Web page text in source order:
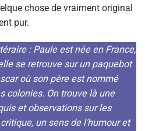
chose de vraiment original
pur.
: Paule est née en France,
se retrouve sur un paquebot
où son père est nommé
colonies. On trouve là une
et observations sur les
un sens de l’humour et